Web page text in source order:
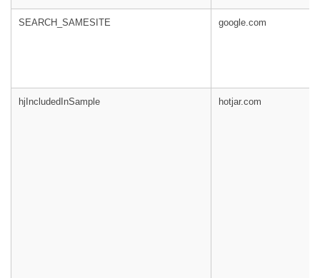
SEARCH_SAMESITE google.com
hjIncludedInSample hotjar.com